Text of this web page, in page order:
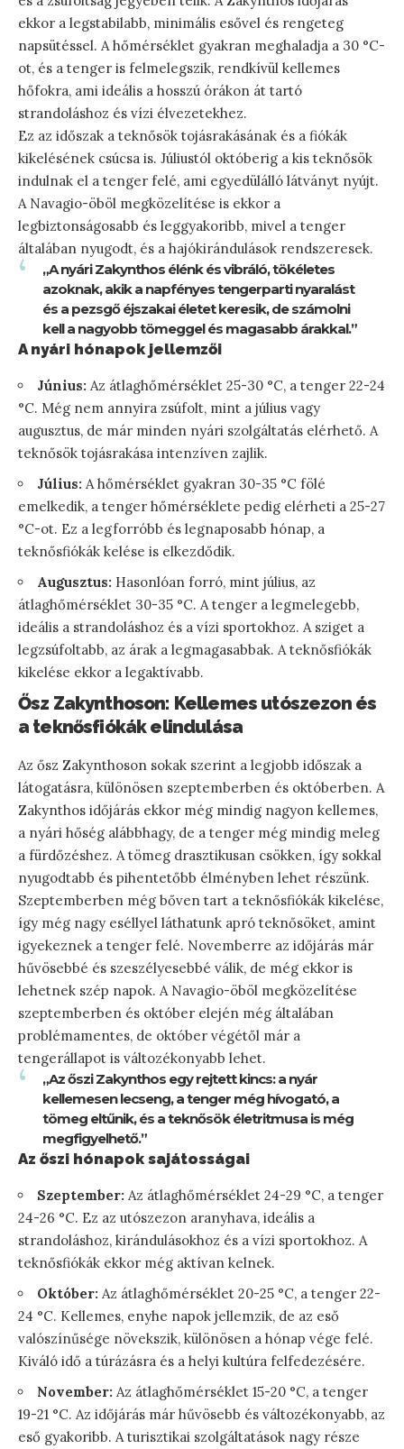
ekkor a legstabilabb, minimális esővel és rengeteg
napsütéssel. A hőmérséklet gyakran meghaladja a 30 °C-
ot, és a tenger is felmelegszik, rendkívül kellemes
hőfokra, ami ideális a hosszú órákon át tartó
strandoláshoz és vízi élvezetekhez.
Ez az időszak a teknősök tojásrakásának és a fiókák
kikelésének csúcsa is. Júliustól októberig a kis teknősök
indulnak el a tenger felé, ami egyedülálló látványt nyújt.
A Navagio-öböl megközelítése is ekkor a
legbiztonságosabb és leggyakoribb, mivel a tenger
általában nyugodt, és a hajókirándulások rendszeresek.
„A nyári Zakynthos élénk és vibráló, tökéletes
azoknak, akik a napfényes tengerparti nyaralást
és a pezsgő éjszakai életet keresik, de számolni
kell a nagyobb tömeggel és magasabb árakkal.”
A nyári hónapok jellemzői
Június: Az átlaghőmérséklet 25-30 °C, a tenger 22-24
°C. Még nem annyira zsúfolt, mint a július vagy
augusztus, de már minden nyári szolgáltatás elérhető. A
teknősök tojásrakása intenzíven zajlik.
Július: A hőmérséklet gyakran 30-35 °C fölé
emelkedik, a tenger hőmérséklete pedig elérheti a 25-27
°C-ot. Ez a legforróbb és legnaposabb hónap, a
teknősfiókák kelése is elkezdődik.
Augusztus: Hasonlóan forró, mint július, az
átlaghőmérséklet 30-35 °C. A tenger a legmelegebb,
ideális a strandoláshoz és a vízi sportokhoz. A sziget a
legzsúfoltabb, az árak a legmagasabbak. A teknősfiókák
kikelése ekkor a legaktívabb.
Ősz Zakynthoson: Kellemes utószezon és
a teknősfiókák elindulása
Az ősz Zakynthoson sokak szerint a legjobb időszak a
látogatásra, különösen szeptemberben és októberben. A
Zakynthos időjárás ekkor még mindig nagyon kellemes,
a nyári hőség alábbhagy, de a tenger még mindig meleg
a fürdőzéshez. A tömeg drasztikusan csökken, így sokkal
nyugodtabb és pihentetőbb élményben lehet részünk.
Szeptemberben még bőven tart a teknősfiókák kikelése,
így még nagy eséllyel láthatunk apró teknősöket, amint
igyekeznek a tenger felé. Novemberre az időjárás már
hűvösebbé és szeszélyesebbé válik, de még ekkor is
lehetnek szép napok. A Navagio-öböl megközelítése
szeptemberben és október elején még általában
problémamentes, de október végétől már a
tengerállapot is változékonyabb lehet.
„Az őszi Zakynthos egy rejtett kincs: a nyár
kellemesen lecseng, a tenger még hívogató, a
tömeg eltűnik, és a teknősök életritmusa is még
megfigyelhető.”
Az őszi hónapok sajátosságai
Szeptember: Az átlaghőmérséklet 24-29 °C, a tenger
24-26 °C. Ez az utószezon aranyhava, ideális a
strandoláshoz, kirándulásokhoz és a vízi sportokhoz. A
teknősfiókák ekkor még aktívan kelnek.
Október: Az átlaghőmérséklet 20-25 °C, a tenger 22-
24 °C. Kellemes, enyhe napok jellemzik, de az eső
valószínűsége növekszik, különösen a hónap vége felé.
Kiváló idő a túrázásra és a helyi kultúra felfedezésére.
November: Az átlaghőmérséklet 15-20 °C, a tenger
19-21 °C. Az időjárás már hűvösebb és változékonyabb, az
eső gyakoribb. A turisztikai szolgáltatások nagy része